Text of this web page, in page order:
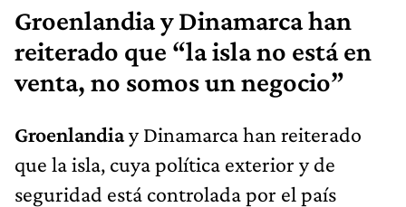
Groenlandia y Dinamarca han
reiterado que “la isla no está en
venta, no somos un negocio”
Groenlandiay Dinamarca han reiterado
que la isla, cuya política exterior y de
seguridad está controlada por el país